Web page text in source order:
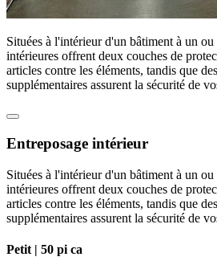
Situées à l'intérieur d'un bâtiment à un ou
intérieures offrent deux couches de
articles contre les éléments, tandis que
supplémentaires assurent la sécurité de
Entreposage intérieur
Situées à l'intérieur d'un bâtiment à un ou
intérieures offrent deux couches de
articles contre les éléments, tandis que
supplémentaires assurent la sécurité de
Petit | 50 pi ca